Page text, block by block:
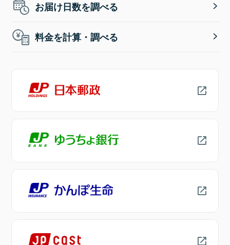
お届け日数を調べる
料金を計算・調べる